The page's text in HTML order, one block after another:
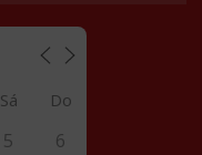
Sá Do
5 6